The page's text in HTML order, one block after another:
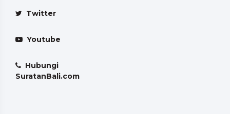
Twitter
Youtube
Hubungi
SuratanBali.com